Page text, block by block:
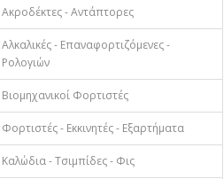
Ακροδέκτες - Αντάπτορες
Αλκαλικές - Επαναφορτιζόμενες -
Ρολογιών
Βιομηχανικοί Φορτιστές
Φορτιστές - Εκκινητές - Εξαρτήματα
Καλώδια - Τσιμπίδες - Φις